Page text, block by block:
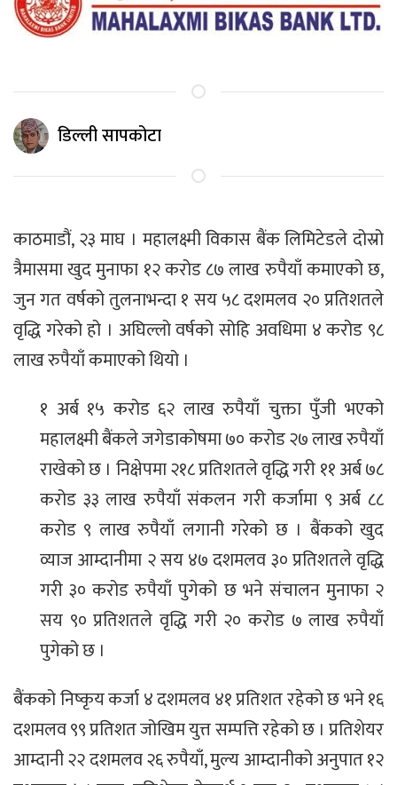
डिल्ली सापकोटा
काठमाडौं, २३ माघ । महालक्ष्मी विकास बैंक लिमिटेडले दोस्रो
त्रैमासमा खुद मुनाफा १२ करोड ८७ लाख रुपैयाँ कमाएको छ,
जुन गत वर्षको तुलनाभन्दा १ सय ५८ दशमलव २० प्रतिशतले
वृद्धि गरेको हो । अघिल्लो वर्षको सोहि अवधिमा ४ करोड ९८
लाख रुपैयाँ कमाएको थियो ।
१ अर्ब १५ करोड ६२ लाख रुपैयाँ चुक्ता पुँजी भएको
महालक्ष्मी बैंकले जगेडाकोषमा ७० करोड २७ लाख रुपैयाँ
राखेको छ । निक्षेपमा २१८ प्रतिशतले वृद्धि गरी ११ अर्ब ७८
करोड ३३ लाख रुपैयाँ संकलन गरी कर्जामा ९ अर्ब ८८
करोड ९ लाख रुपैयाँ लगानी गरेको छ । बैंकको खुद
व्याज आम्दानीमा २ सय ४७ दशमलव ३० प्रतिशतले वृद्धि
गरी ३० करोड रुपैयाँ पुगेको छ भने संचालन मुनाफा २
सय ९० प्रतिशतले वृद्धि गरी २० करोड ७ लाख रुपैयाँ
पुगेको छ ।
बैंकको निष्कृय कर्जा ४ दशमलव ४१ प्रतिशत रहेको छ भने १६
दशमलव ९९ प्रतिशत जोखिम युत्त सम्पत्ति रहेको छ । प्रतिशेयर
आम्दानी २२ दशमलव २६ रुपैयाँ, मुल्य आम्दानीको अनुपात १२